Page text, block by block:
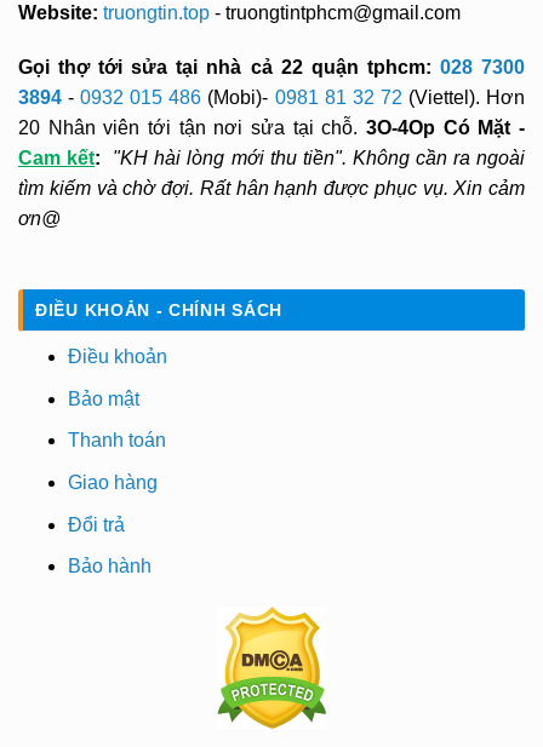
Website: truongtin.top - truongtintphcm@gmail.com
Gọi thợ tới sửa tại nhà cả 22 quận tphcm: 028 7300
3894-0932 015 486 (Mobi)- 0981 81 32 72 (Viettel). Hơn
20 Nhân viên tới tận nơi sửa tại chỗ. 3O-4Op Có Mặt -
Cam kết:
"KH hài lòng mới thu tiền". Không cần ra ngoài
tìm kiếm và chờ đợi. Rất hân hạnh được phục vụ. Xin cảm
ơn@
ĐIỀU KHOẢN - CHÍNH SÁCH
Điều khoản
Bảo mật
Thanh toán
Giao hàng
Đổi trả
Bảo hành